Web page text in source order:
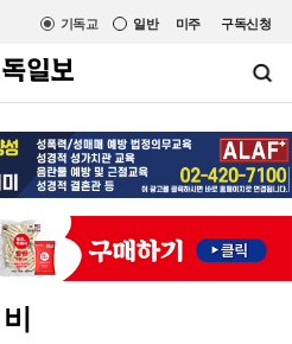
미주 구독신청
일반
기독교